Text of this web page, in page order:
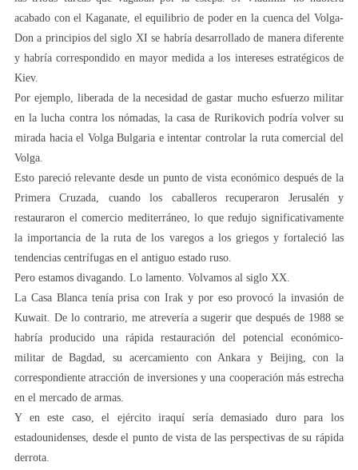
acabado con el Kaganate, el equilibrio de poder en la cuenca del Volga-
Don a principios del siglo XI se habría desarrollado de manera diferente
y habría correspondido en mayor medida a los intereses estratégicos de
Kiev.
Por ejemplo, liberada de la necesidad de gastar mucho esfuerzo militar
en la lucha contra los nómadas, la casa de Rurikovich podría volver su
mirada hacia el Volga Bulgaria e intentar controlar la ruta comercial del
Volga.
Esto pareció relevante desde un punto de vista económico después de la
Primera Cruzada, cuando los caballeros recuperaron Jerusalén y
restauraron el comercio mediterráneo, lo que redujo significativamente
la importancia de la ruta de los varegos a los griegos y fortaleció las
tendencias centrífugas en el antiguo estado ruso.
Pero estamos divagando. Lo lamento. Volvamos al siglo XX.
La Casa Blanca tenía prisa con Irak y por eso provocó la invasión de
Kuwait. De lo contrario, me atrevería a sugerir que después de 1988 se
habría producido una rápida restauración del potencial económico-
militar de Bagdad, su acercamiento con Ankara y Beijing, con la
correspondiente atracción de inversiones y una cooperación más estrecha
en el mercado de armas.
Y en este caso, el ejército iraquí sería demasiado duro para los
estadounidenses, desde el punto de vista de las perspectivas de su rápida
derrota.